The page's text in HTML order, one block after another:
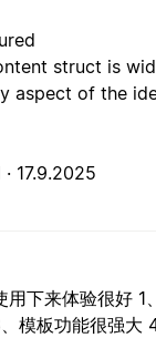
struct is
aspect of the
17.9.2025
用下来体验很好 1
模板功能很强大